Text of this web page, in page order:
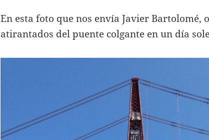
En esta foto que nos envía Javier Bartolomé,
atirantados del puente colgante en un día